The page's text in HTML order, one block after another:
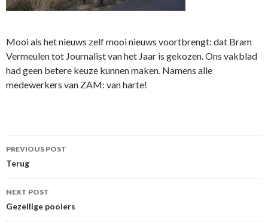
Mooi als het nieuws zelf mooi nieuws voortbrengt: dat Bram
Vermeulen tot Journalist van het Jaar is gekozen. Ons vakblad
had geen betere keuze kunnen maken. Namens alle
medewerkers van ZAM: van harte!
Post
navigation
PREVIOUS POST
Terug
NEXT POST
Gezellige pooiers